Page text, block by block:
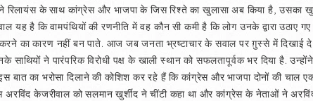
रिलायंस के साथ कांग्रेस और भाजपा के जिस रिश्ते का खुलासा अब किया है, उसका
है कि वामपंथियों की रणनीति में वह कौन सी कमी है कि लोग उनके द्वारा उठाए गए
का कारण नहीं बन पाते. आज जब जनता भ्रष्टाचार के सवाल पर ग़ुस्से में दिखाई
ने पारंपरिक विरोधी पक्ष के खाली स्थान को सफलतापूर्वक भर दिया है.
बात का भरोसा दिलाने की कोशिश कर रहे हैं कि कांग्रेस और भाजपा दोनों की
केजरीवाल को सलमान खुर्शीद ने चींटी कहा था और कांग्रेस के नेताओं ने